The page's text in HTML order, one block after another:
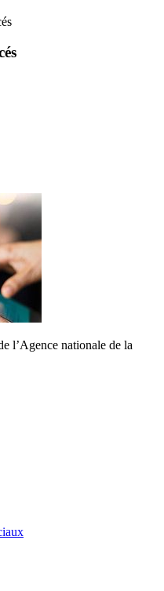
l’Agence nationale de la